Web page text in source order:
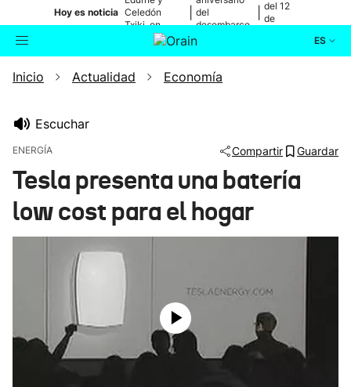
Hoy es noticia Celedón
Txiki, en
directo
del
desembarco
de Elkano
del 12
de
ES
Buscador Actualidad
Ikusmiran
Inicio Actualidad Economía
Escuchar
ENERGÍA Compartir Guardar
Tesla presenta una batería
low cost para el hogar